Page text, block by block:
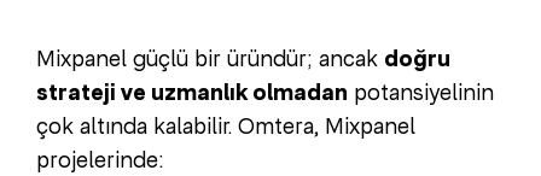
Mixpanel güçlü bir üründür; ancak doğru
strateji ve uzmanlık olmadan potansiyelinin
çok altında kalabilir. Omtera, Mixpanel
projelerinde: